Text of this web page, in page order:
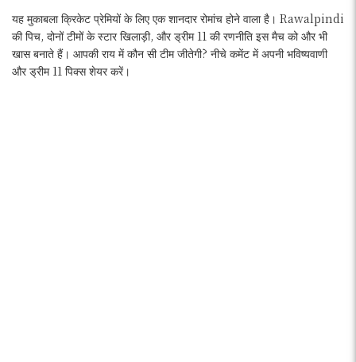
यह मुकाबला क्रिकेट प्रेमियों के लिए एक शानदार रोमांच होने वाला है। Rawalpindi
की पिच, दोनों टीमों के स्टार खिलाड़ी, और ड्रीम 11 की रणनीति इस मैच को और भी
खास बनाते हैं। आपकी राय में कौन सी टीम जीतेगी? नीचे कमेंट में अपनी भविष्यवाणी
और ड्रीम 11 पिक्स शेयर करें।